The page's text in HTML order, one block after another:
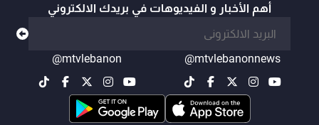
أهم الأخبار و الفيديوهات في بريدك الالكتروني
@mtvlebanonnews
@mtvlebanon